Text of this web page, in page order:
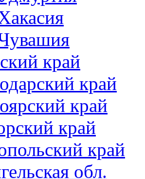
край
край
край
край
край
обл.